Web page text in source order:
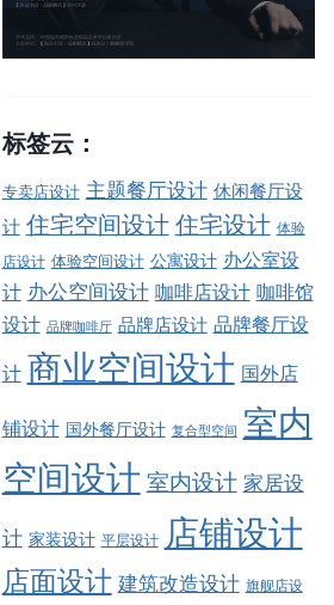
标签云：
专卖店设计 主题餐厅设计 休闲餐厅设
计 住宅空间设计 住宅设计 体验
店设计 体验空间设计 公寓设计 办公室设
计 办公空间设计 咖啡店设计 咖啡馆
设计 品牌咖啡厅 品牌店设计 品牌餐厅设
计 商业空间设计 国外店
铺设计 国外餐厅设计 复合型空间
室内
空间设计 室内设计 家居设
计 家装设计 平层设计 店铺设计
店面设计 建筑改造设计 旗舰店设